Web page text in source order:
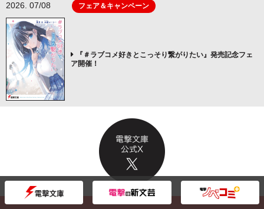
2026. 07/08 フェア＆キャンペーン
『＃ラブコメ好きとこっそり繋がりたい』発売記念フェ
ア開催！